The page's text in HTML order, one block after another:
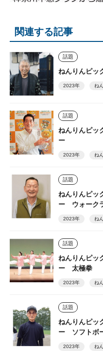
関連する記事
話題
ねんりんピ
2023年 ね
話題
ねんりんピ
ー
2023年 ね
話題
ねんりんピ
ー ウォーク
2023年 ね
話題
ねんりんピ
ー 太極拳
2023年 ね
話題
ねんりんピ
ー ソフトボ
2023年 ね